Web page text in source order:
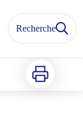
Recherche
Imprimer